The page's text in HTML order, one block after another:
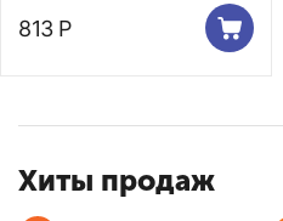
813 Р
Хиты продаж